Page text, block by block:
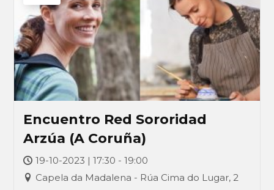
Encuentro Red Sororidad
Arzúa (A Coruña)
19-10-2023 | 17:30 - 19:00
Capela da Madalena - Rúa Cima do Lugar, 2